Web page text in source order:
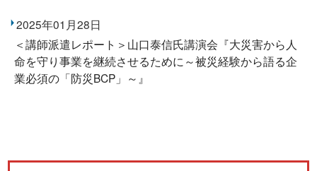
2025年01月28日
＜講師派遣レポート＞山口泰信氏講演会『大災害から人
命を守り事業を継続させるために～被災経験から語る企
業必須の「防災BCP」～』